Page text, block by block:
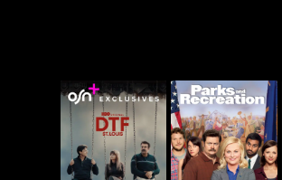
باركس أند ريكريشن دي تي إف سانت لويس